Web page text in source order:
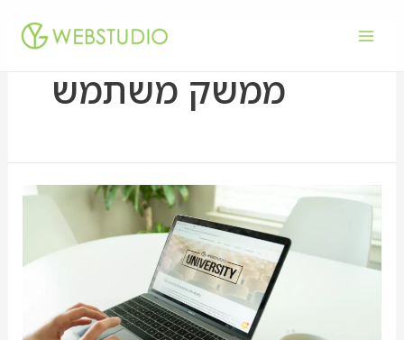
ממשק משתמש